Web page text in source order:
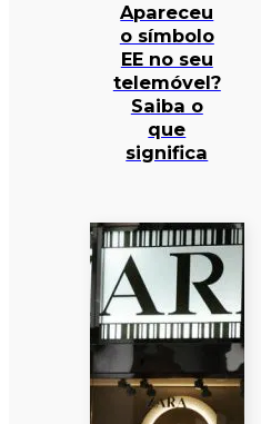
Apareceu
o símbolo
EE no seu
telemóvel?
Saiba o
que
significa